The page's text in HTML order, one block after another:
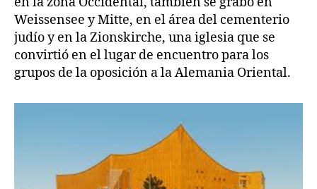
Weissensee y Mitte, en el área del cementerio
judío y en la Zionskirche, una iglesia que se
convirtió en el lugar de encuentro para los
grupos de la oposición a la Alemania Oriental.